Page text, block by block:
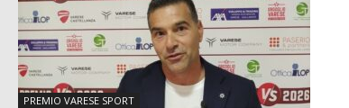
PREMIO VARESE SPORT